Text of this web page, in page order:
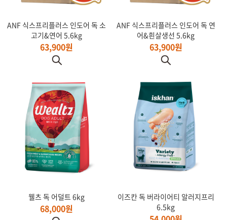
ANF 식스프리플러스 인도어 독 소
고기&연어 5.6kg
63,900원
ANF 식스프리플러스 인도어 독 연
어&흰살생선 5.6kg
63,900원
웰츠 독 어덜트 6kg
68,000원
이즈칸 독 버라이어티 알러지프리
6.5kg